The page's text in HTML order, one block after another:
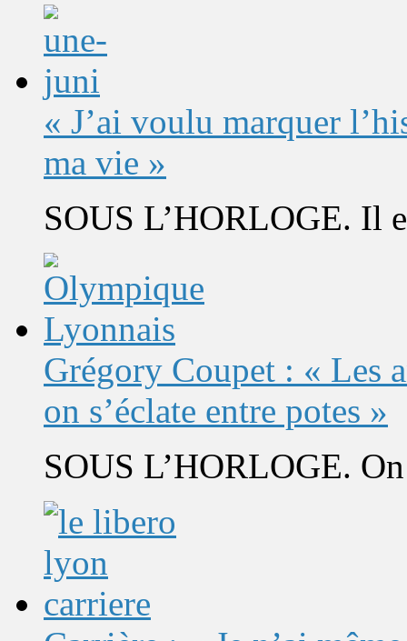
« J’ai voulu marquer
ma vie »
SOUS L’HORLOGE. Il
Grégory Coupet : « Les
on s’éclate entre potes »
SOUS L’HORLOGE.